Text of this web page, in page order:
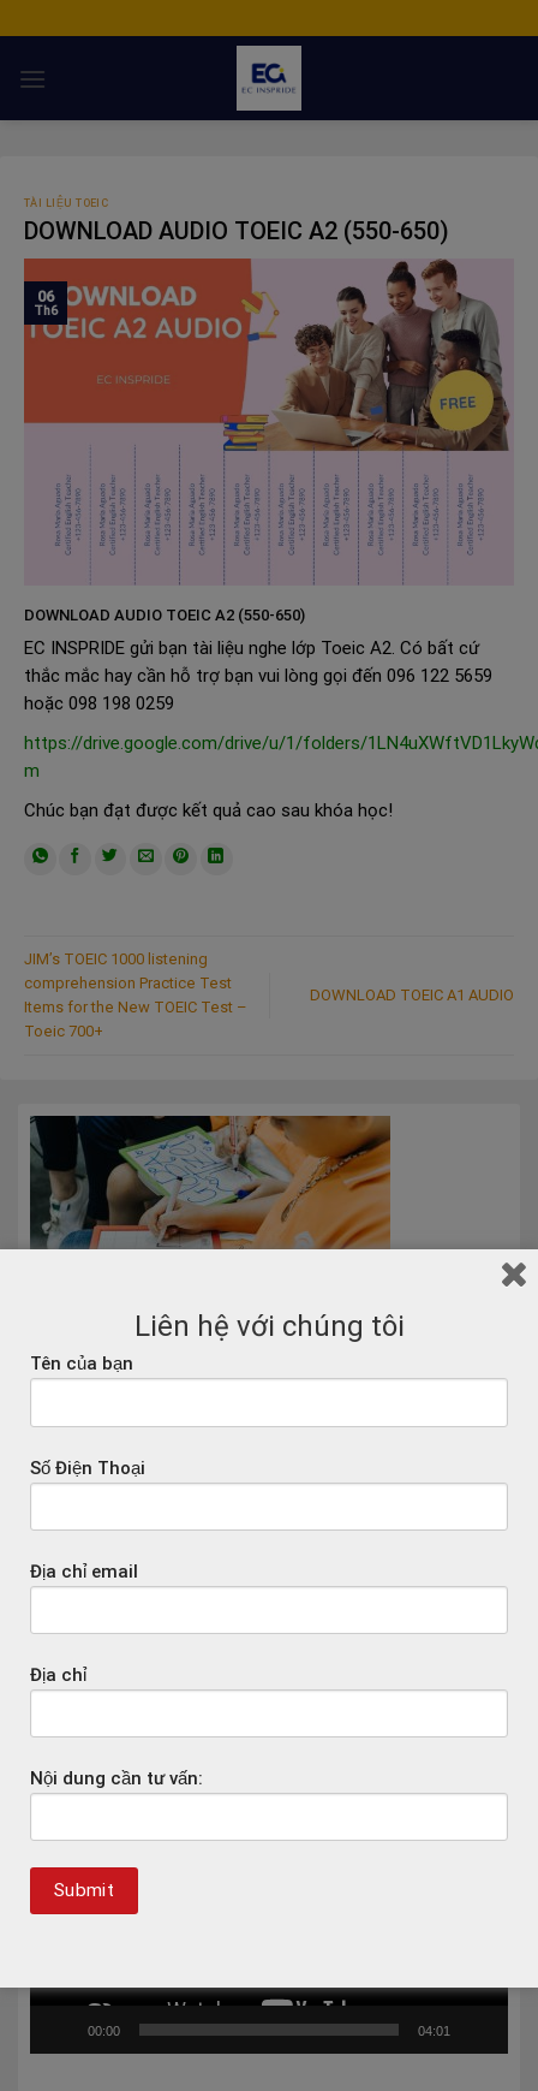
to
content
TÀI LIỆU TOEIC
DOWNLOAD AUDIO TOEIC A2 (550-650)
06
Th6
DOWNLOAD AUDIO TOEIC A2 (550-650)
EC INSPRIDE gửi bạn tài liệu nghe lớp Toeic A2. Có bất cứ
thắc mắc hay cần hỗ trợ bạn vui lòng gọi đến 096 122 5659
hoặc 098 198 0259
https://drive.google.com/drive/u/1/folders/
m
Chúc bạn đạt được kết quả cao sau khóa học!
JIM’s TOEIC 1000 listening
comprehension Practice Test
Items for the New TOEIC Test –
Toeic 700+
DOWNLOAD TOEIC A1 AUDIO
HỌC TIẾNG ANH CHUẨN CEFR – ĐÚNG VÀ HIỆU
QUẢ
Trình
00:00 04:01
Liên hệ với chúng tôi
Tên của bạn
Số Điện Thoại
Địa chỉ email
Địa chỉ
Nội dung cần tư vấn: